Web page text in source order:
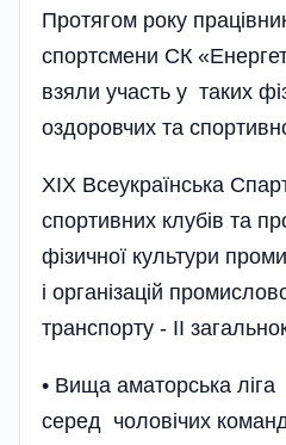
Протягом року
спортсмени СК
взяли участь у таких
оздоровчих та
XIX Всеукраїнська
спортивних клубів та
фізичної культури
і організацій
транспорту - II
• Вища аматорська
серед чоловічих